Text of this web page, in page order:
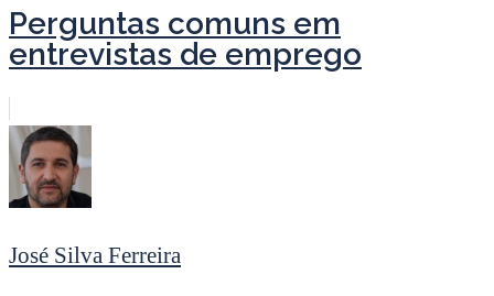
Perguntas comuns em
entrevistas de emprego
José Silva Ferreira